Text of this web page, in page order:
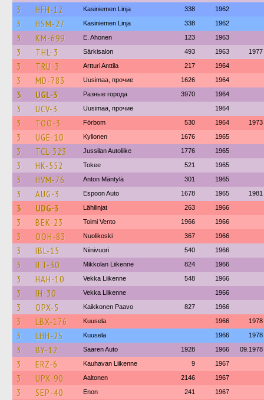
3 HFH-12 Kasiniemen Linja 338 1962
3 HSM-27 Kasiniemen Linja 338 1962
3 KM-699 E. Ahonen 123 1963
3 THL-3 Särkisalon 493 1963 1977
3 TRU-3 Artturi Anttila 217 1964
3 MD-783 Uusimaa, прочие 1626 1964
3 UGL-3 Разные города 3970 1964
3 UCV-3 Uusimaa, прочие 1964
3 TOO-3 Förbom 530 1964 1973
3 UGE-10 Kyllonen 1676 1965
3 TCL-323 Jussilan Autoliike 1776 1965
3 HK-552 Tokee 521 1965
3 HVM-76 Anton Mäntylä 301 1965
3 AUG-3 Espoon Auto 1678 1965 1981
3 UDG-3 Lähilinjat 263 1966
3 BEK-23 Toimi Vento 1966 1966
3 OOH-83 Nuolikoski 367 1966
3 IBL-15 Niinivuori 540 1966
3 IFT-30 Mikkolan Liikenne 824 1966
3 HAH-10 Vekka Liikenne 548 1966
3 IH-30 Vekka Liikenne 1966
3 OPX-5 Kaikkonen Paavo 827 1966
3 LBX-176 Kuusela 1966 1978
3 LHH-25 Kuusela 1966 1978
3 BY-12 Saaren Auto 1928 1966 09.1978
3 ERZ-6 Kauhavan Liikenne 9 1967
3 UPX-90 Aaltonen 2146 1967
3 SEP-40 Enon 241 1967